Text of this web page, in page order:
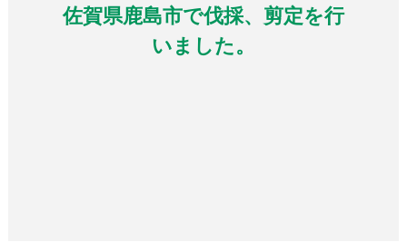
佐賀県鹿島市で伐採、剪定を行
いました。